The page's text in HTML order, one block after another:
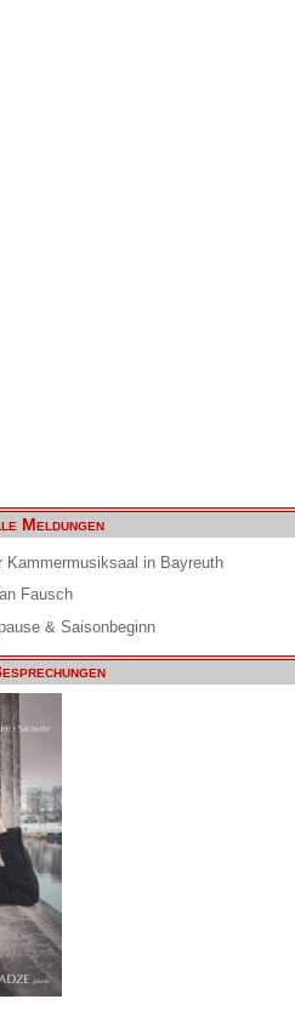
Meldungen
Kammermusiksaal in Bayreuth
Fausch
& Saisonbeginn